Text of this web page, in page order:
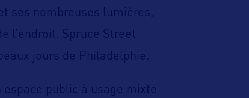
ses nombreuses lumières,
l’endroit. Spruce Street
jours de Philadelphie.
espace public à usage mixte